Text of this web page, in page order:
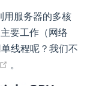
用服务器的多核
要工作（网络
线程呢？我们不
(opens new window)
。